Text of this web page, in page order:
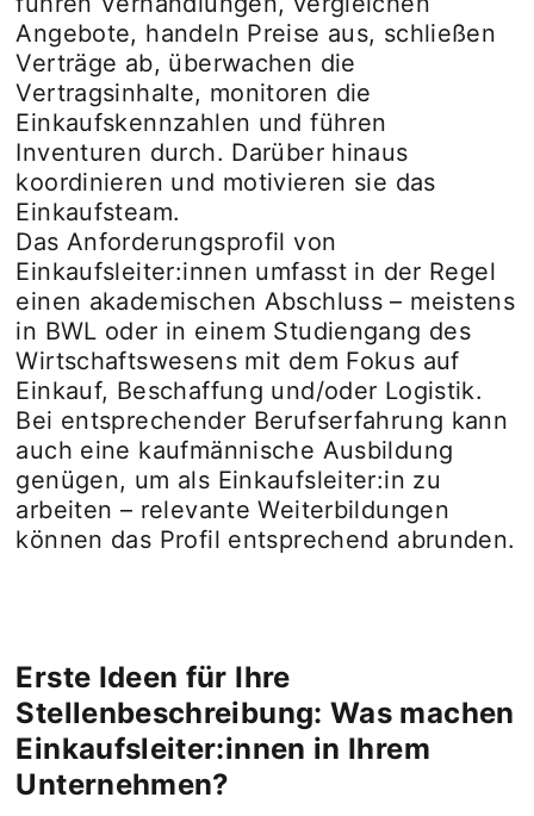
Angebote, handeln Preise aus, schließen
Verträge ab, überwachen die
Vertragsinhalte, monitoren die
Einkaufskennzahlen und führen
Inventuren durch. Darüber hinaus
koordinieren und motivieren sie das
Einkaufsteam.
Das Anforderungsprofil von
Einkaufsleiter:innen umfasst in der Regel
einen akademischen Abschluss – meistens
in BWL oder in einem Studiengang des
Wirtschaftswesens mit dem Fokus auf
Einkauf, Beschaffung und/oder Logistik.
Bei entsprechender Berufserfahrung kann
auch eine kaufmännische Ausbildung
genügen, um als Einkaufsleiter:in zu
arbeiten – relevante Weiterbildungen
können das Profil entsprechend abrunden.
Erste Ideen für Ihre
Stellenbeschreibung: Was machen
Einkaufsleiter:innen in Ihrem
Unternehmen?